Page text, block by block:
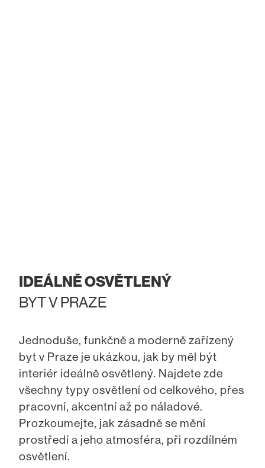
IDEÁLNĚ OSVĚTLENÝ
BYT V PRAZE
Jednoduše, funkčně a moderně zařízený
byt v Praze je ukázkou, jak by měl být
interiér ideálně osvětlený. Najdete zde
všechny typy osvětlení od celkového, přes
pracovní, akcentní až po náladové.
Prozkoumejte, jak zásadně se mění
prostředí a jeho atmosféra, při rozdílném
osvětlení.